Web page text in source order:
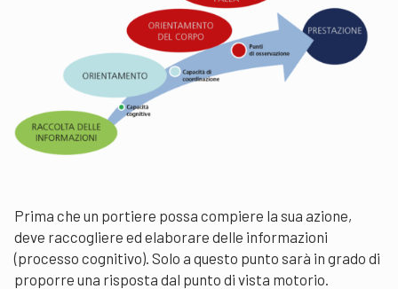
Prima che un portiere possa compiere la sua azione,
deve raccogliere ed elaborare delle informazioni
(processo cognitivo). Solo a questo punto sarà in grado di
proporre una risposta dal punto di vista motorio.